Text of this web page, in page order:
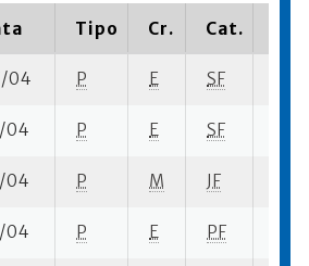
Tipo Cr. Cat.
04 P E SF
04 P E SF
04 P M JF
04 P E PF